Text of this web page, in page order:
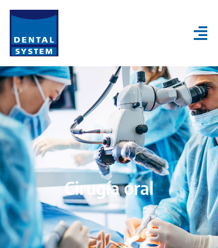
Cirugía oral